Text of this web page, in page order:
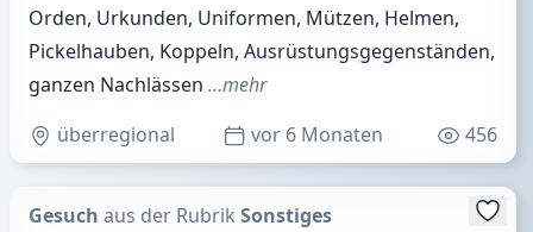
Orden, Urkunden, Uniformen, Mützen, Helmen,
Pickelhauben, Koppeln, Ausrüstungsgegenständen,
ganzen Nachlässen …mehr
überregional
vor 6 Monaten 456
Gesuch aus der Rubrik Sonstiges